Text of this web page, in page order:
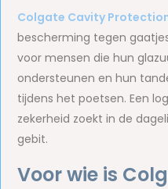
Colgate Cavity
bescherming tegen
voor mensen die hun
ondersteunen en hun
tijdens het poetsen. Een
zekerheid zoekt in de
gebit.
Voor wie is